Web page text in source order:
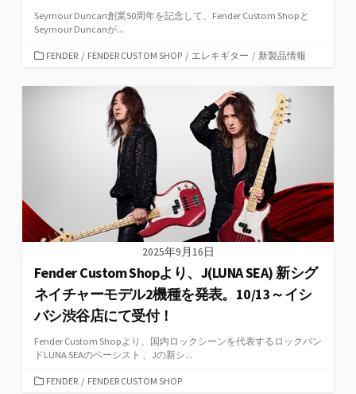
Seymour Duncan創業50周年を記念して、Fender Custom Shopと
Seymour Duncanが...
カ
ゴ
FENDER / FENDER CUSTOM SHOP / エレキギター / 新製品情報
2025年9月16日
Fender Custom Shopより、J(LUNA SEA) 新シグ
ネイチャーモデル2機種を発表。10/13～イシ
バシ渋谷店にて受付！
Fender Custom Shopより、国内ロックシーンを代表するロックバン
ドLUNA SEAのベーシスト 、Jの新シ...
カFENDER / FENDER CUSTOM SHOP